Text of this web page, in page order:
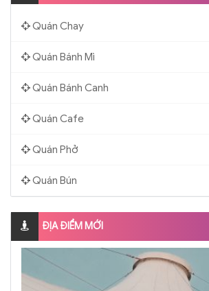
Quán Chay
Quán Bánh Mì
Quán Bánh Canh
Quán Cafe
Quán Phở
Quán Bún
ĐỊA ĐIỂM MỚI